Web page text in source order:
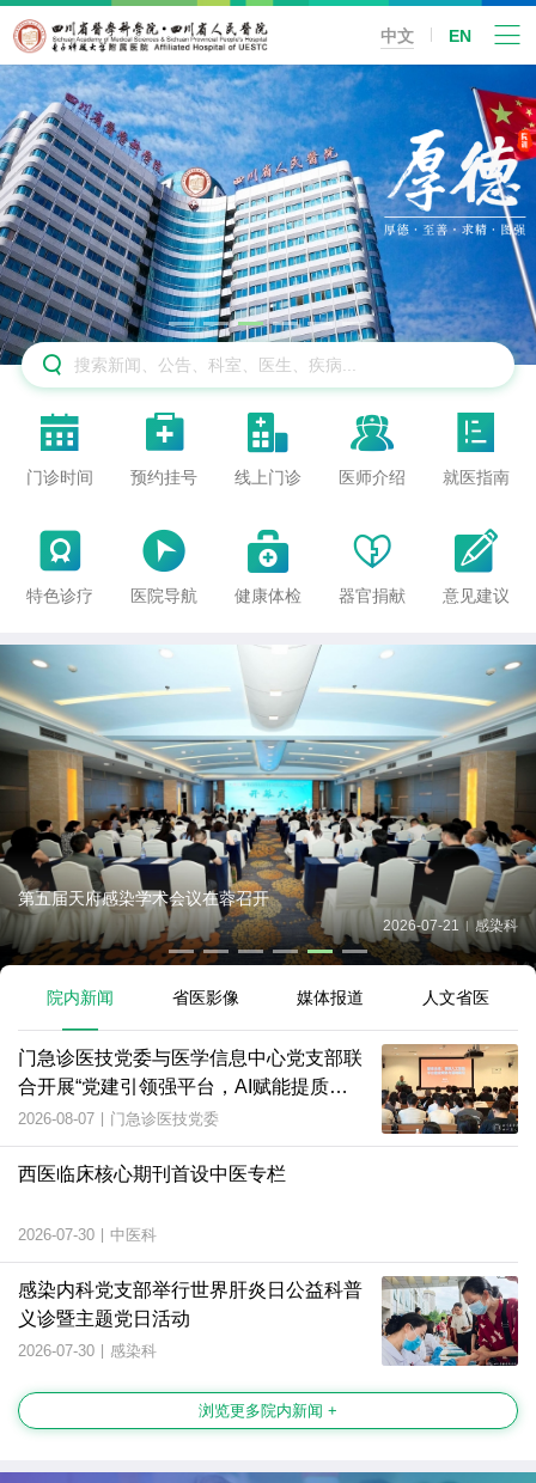
中文 EN


门诊时间

预约挂号

线上门诊

医师介绍

就医指南

特色诊疗

医院导航

健康体检

器官捐献

意见建议
二十年如一日、守护高龄患者的健康，老年综合科党支部扎实推
进“桑...
2026-07-20 | 省老年医学中心
院内新闻 省医影像 媒体报道 人文省医
门急诊医技党委与医学信息中心党支部联
合开展“党建引领强平台，AI赋能提质
效”主题党日活动
2026-08-07 | 门急诊医技党委
西医临床核心期刊首设中医专栏
2026-07-30 | 中医科
感染内科党支部举行世界肝炎日公益科普
义诊暨主题党日活动
2026-07-30 | 感染科
浏览更多院内新闻 +